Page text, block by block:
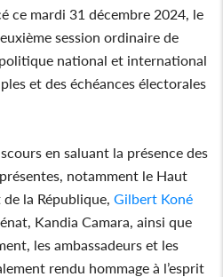
ce mardi 31 décembre 2024, le
session ordinaire de
national et international
et des échéances électorales
en saluant la présence des
notamment le Haut
de la République,Gilbert Koné
Kandia Camara, ainsi que
les ambassadeurs et les
rendu hommage à l’esprit